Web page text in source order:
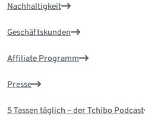
Nachhaltigkeit
Geschäftskunden
Affiliate Programm
Presse
5 Tassen täglich – der Tchibo Podcast